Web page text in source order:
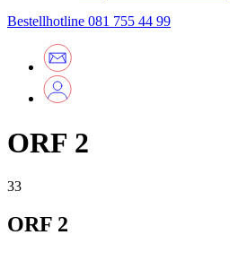
Bestellhotline 081 755 44 99
ORF 2
33
ORF 2